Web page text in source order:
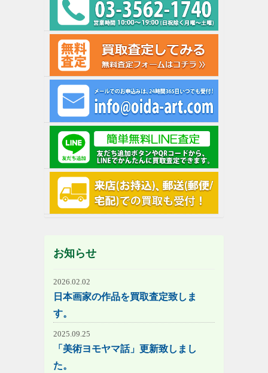
お知らせ
2026.02.02
日本画家の作品を買取査定致しま
す。
2025.09.25
「美術ヨモヤマ話」更新致しまし
た。